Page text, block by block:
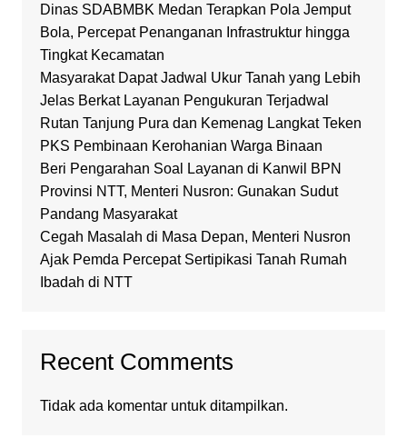
Dinas SDABMBK Medan Terapkan Pola Jemput
Bola, Percepat Penanganan Infrastruktur hingga
Tingkat Kecamatan
Masyarakat Dapat Jadwal Ukur Tanah yang Lebih
Jelas Berkat Layanan Pengukuran Terjadwal
Rutan Tanjung Pura dan Kemenag Langkat Teken
PKS Pembinaan Kerohanian Warga Binaan
Beri Pengarahan Soal Layanan di Kanwil BPN
Provinsi NTT, Menteri Nusron: Gunakan Sudut
Pandang Masyarakat
Cegah Masalah di Masa Depan, Menteri Nusron
Ajak Pemda Percepat Sertipikasi Tanah Rumah
Ibadah di NTT
Recent Comments
Tidak ada komentar untuk ditampilkan.